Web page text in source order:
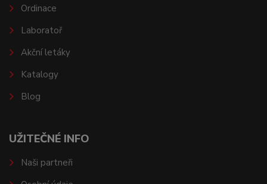
Ordinace
Laboratoř
Akční letáky
Katalogy
Blog
UŽITEČNÉ INFO
Naši partneři